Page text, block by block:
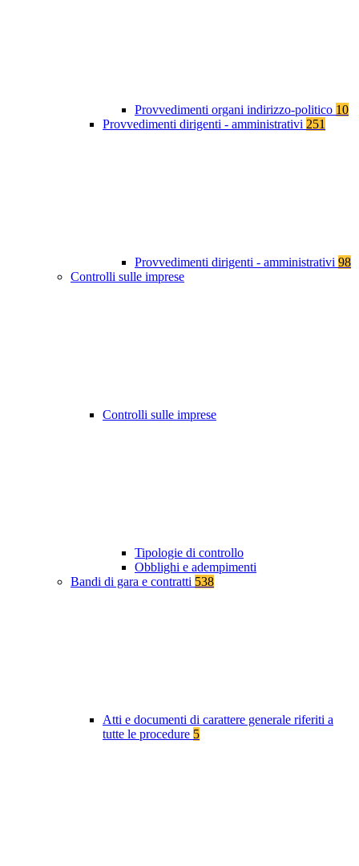
Provvedimenti organi indirizzo-politico 10
Provvedimenti dirigenti - amministrativi 251
Provvedimenti dirigenti - amministrativi 98
Controlli sulle imprese
Controlli sulle imprese
Tipologie di controllo
Obblighi e adempimenti
Bandi di gara e contratti 538
Atti e documenti di carattere generale riferiti a
tutte le procedure 5